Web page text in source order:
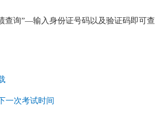
查询”—输入身份证号码以及验证码即可查
一次考试时间